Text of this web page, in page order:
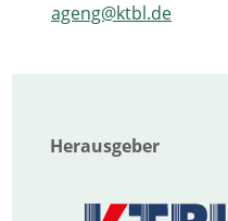
ageng@ktbl.de
Herausgeber